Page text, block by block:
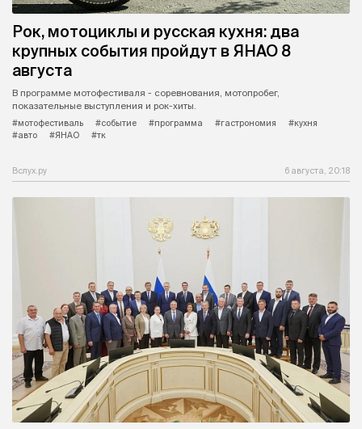
Рок, мотоциклы и русская кухня: два
крупных события пройдут в ЯНАО 8
августа
В программе мотофестиваля - соревнования, мотопробег,
показательные выступления и рок-хиты.
#мотофестиваль
#событие #программа #гастрономия
#кухня
#авто
#ЯНАО #тк
Вслух.ру 6 августа, 20:18